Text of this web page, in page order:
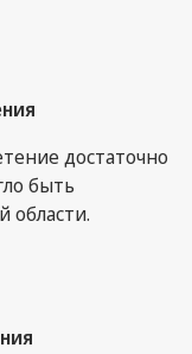
достаточно
быть
области.